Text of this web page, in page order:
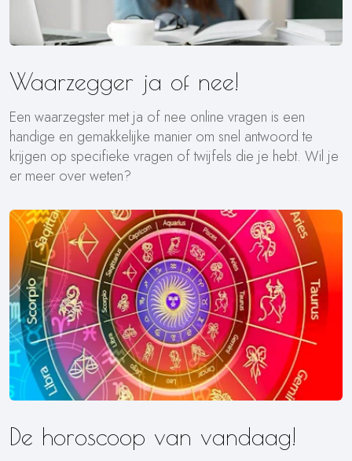
Waarzegger ja of nee!
Een waarzegster met ja of nee online vragen is een
handige en gemakkelijke manier om snel antwoord te
krijgen op specifieke vragen of twijfels die je hebt. Wil je
er meer over weten?
De horoscoop van vandaag!